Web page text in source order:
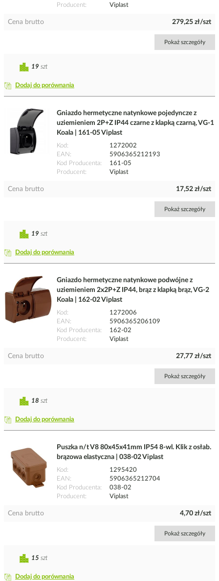
Producent Viplast
Cena brutto 279,25 zł/szt
Pokaż szczegóły
Dodaj do porównania
19 szt
Gniazdo hermetyczne natynkowe pojedyncze z
uziemieniem 2P+Z IP44 czarne z klapką czarną, VG-1
Koala | 161-05 Viplast
Kod
1272002
EAN
5906365212193
Kod Producenta
161-05
Producent
Viplast
Cena brutto 17,52 zł/szt
Pokaż szczegóły
Dodaj do porównania
19 szt
Gniazdo hermetyczne natynkowe podwójne z
uziemieniem 2x2P+Z IP44, brąz z klapką brąz, VG-2
Koala | 162-02 Viplast
Kod
1272006
EAN
5906365206109
Kod Producenta
162-02
Producent
Viplast
Cena brutto 27,77 zł/szt
Pokaż szczegóły
Dodaj do porównania
18 szt
Puszka n/t V8 80x45x41mm IP54 8-wl. Klik z osłab.
brązowa elastyczna | 038-02 Viplast
Kod
1295420
EAN
5906365212704
Kod Producenta
038-02
Producent
Viplast
Cena brutto 4,70 zł/szt
Pokaż szczegóły
Dodaj do porównania
15 szt